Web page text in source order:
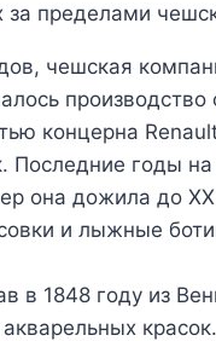
за пределами
чешская
концерна
Последние годы
она дожила до
и лыжные
в 1848 году из
красок.